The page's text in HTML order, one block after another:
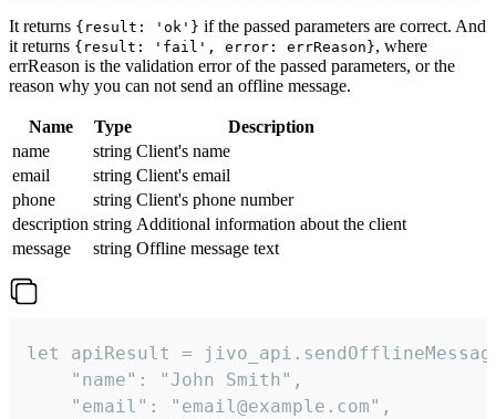
It returns {result: 'ok'} if the passed parameters are correct. And
it returns {result: 'fail', error: errReason}, where
errReason is the validation error of the passed parameters, or the
reason why you can not send an offline message.
Name Type
Description
name
string Client's name
email
string Client's email
phone
string Client's phone number
description string Additional information about the client
message
string Offline message text
let apiResult =
    "name": "John Smith",
    "email": "email@example.com",